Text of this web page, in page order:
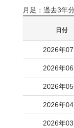
月足：過去3年
日付
2026年07
2026年06
2026年05
2026年04
2026年03